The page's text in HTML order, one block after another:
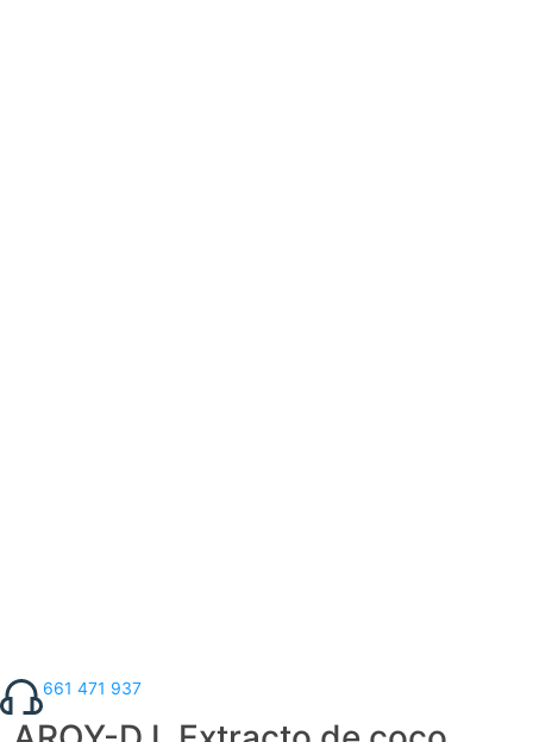
661 471 937